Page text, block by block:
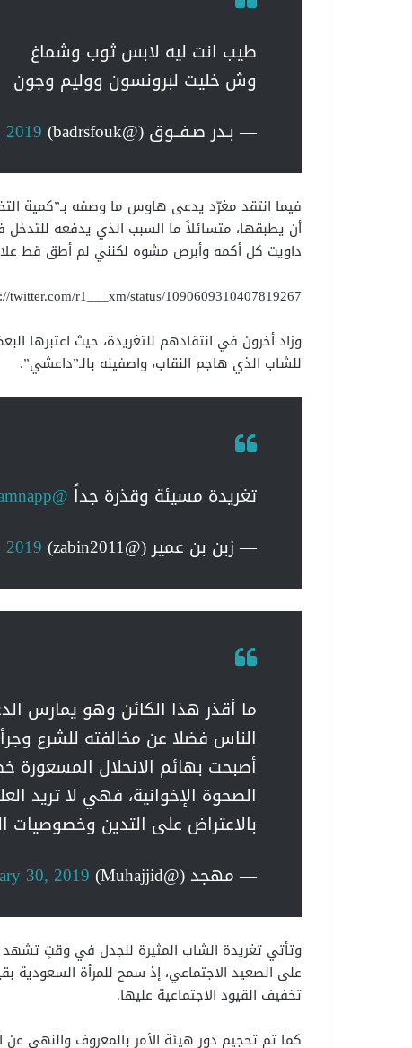
طيب انت ليه لابس ثوب وشماغ
وش خليت لبرونسون ووليم وجون
— بـدر صـفــوق (@badrsfouk)
2019
فيما انتقد مغرّد يدعى هاوس ما وصفه بـ”كمية
أن يطبقها، متسائلاً ما السبب الذي يدفعه
داويت كل أكمه وأبرص مشوه لكنني لم أطق قط
twitter.com/r1___xm/status/1090609310407819267
وزاد أخرون في انتقادهم للتغريدة، حيث اعتبرها
للشاب الذي هاجم النقاب، واصفينه بالـ”داعشي”.
تغريدة مسيئة وقذرة جداً@kamnapp
— زبن بن عمير (@zabin2011)
2019
ما أقذر هذا الكائن وهو يمارس
الناس فضلا عن مخالفته للشرع
أصبحت بهائم الانحلال المسعورة
الصحوة الإخوانية، فهي لا تريد
بالاعتراض على التدين وخصوصيات
— مهجد (@Muhajjid)
30, 2019
وتأتي تغريدة الشاب المثيرة للجدل في وقتٍ تشهد
على الصعيد الاجتماعي، إذ سمح للمرأة السعودية
تخفيف القيود الاجتماعية عليها.
كما تم تحجيم دور هيئة الأمر بالمعروف والنهي